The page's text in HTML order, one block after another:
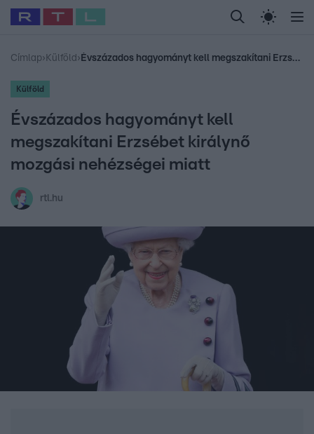
Legfrissebb RTL Híradó Randi Celeb vagyok,
Babits Marcella Most Wanted Gallusz
Címlap› Külföld › Évszázados hagyományt kell megszakítani Erzsébet királynő mozgási nehézségei miatt
Külföld
Évszázados hagyományt kell
megszakítani Erzsébet királynő
mozgási nehézségei miatt
rtl.hu